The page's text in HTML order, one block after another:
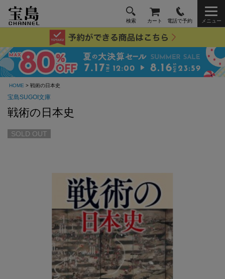
検索 カート 電話で予約 メニュー
HOME > 戦術の日本史
宝島SUGOI文庫
戦術の日本史
SOLD OUT